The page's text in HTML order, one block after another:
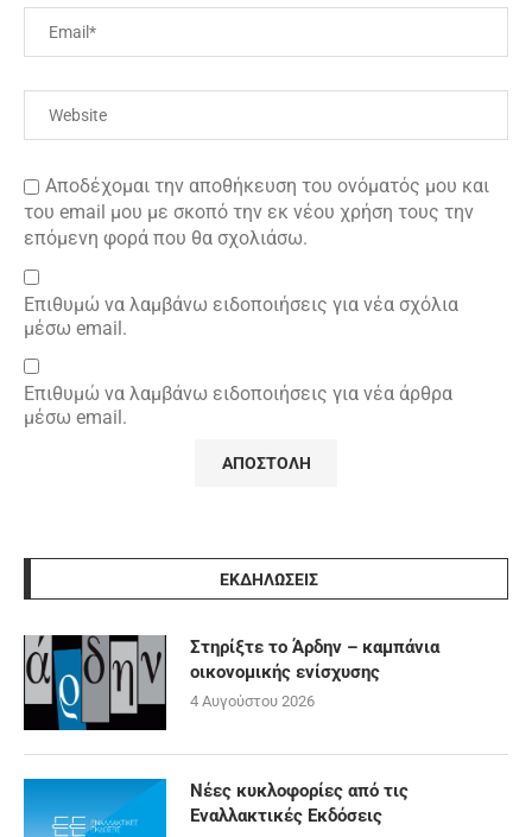
Αποδέχομαι την αποθήκευση του ονόματός μου και
του email μου με σκοπό την εκ νέου χρήση τους την
επόμενη φορά που θα σχολιάσω.
Επιθυμώ να λαμβάνω ειδοποιήσεις για νέα σχόλια
μέσω email.
Επιθυμώ να λαμβάνω ειδοποιήσεις για νέα άρθρα
μέσω email.
ΕΚΔΗΛΩΣΕΙΣ
Στηρίξτε το Άρδην – καμπάνια
οικονομικής ενίσχυσης
4 Αυγούστου 2026
Νέες κυκλοφορίες από τις
Εναλλακτικές Εκδόσεις